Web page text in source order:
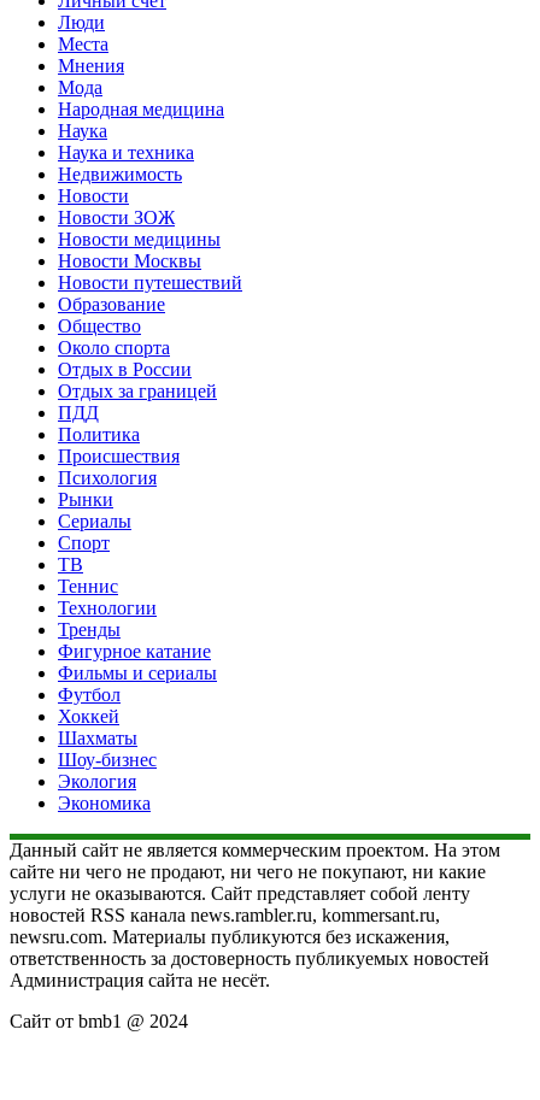
Люди
Места
Мнения
Мода
Народная медицина
Наука
Наука и техника
Недвижимость
Новости
Новости ЗОЖ
Новости медицины
Новости Москвы
Новости путешествий
Образование
Общество
Около спорта
Отдых в России
Отдых за границей
ПДД
Политика
Происшествия
Психология
Рынки
Сериалы
Спорт
ТВ
Теннис
Технологии
Тренды
Фигурное катание
Фильмы и сериалы
Футбол
Хоккей
Шахматы
Шоу-бизнес
Экология
Экономика
Данный сайт не является коммерческим проектом. На этом
сайте ни чего не продают, ни чего не покупают, ни какие
услуги не оказываются. Сайт представляет собой ленту
новостей RSS канала news.rambler.ru, kommersant.ru,
newsru.com. Материалы публикуются без искажения,
ответственность за достоверность публикуемых новостей
Администрация сайта не несёт.
Сайт от bmb1 @ 2024